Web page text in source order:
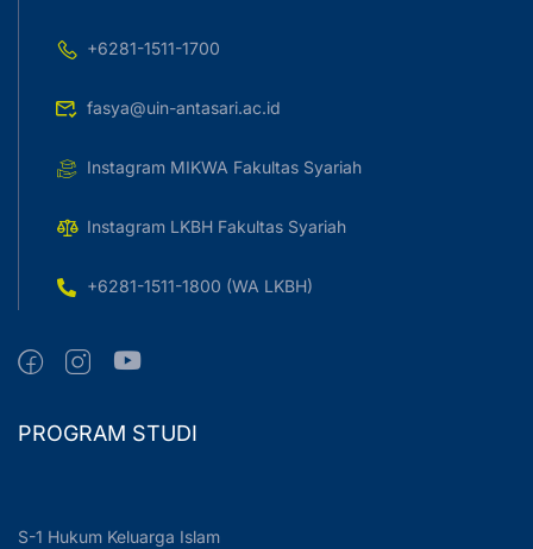
+6281-1511-1700
fasya@uin-antasari.ac.id
Instagram MIKWA Fakultas Syariah
Instagram LKBH Fakultas Syariah
+6281-1511-1800 (WA LKBH)
PROGRAM STUDI
S-1 Hukum Keluarga Islam